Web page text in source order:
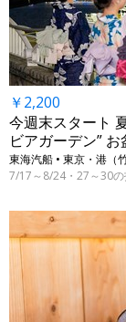
￥2,200
今週末スタート
ビアガーデン”
東海汽船 • 東京・港（
7/17～8/24・27～30の